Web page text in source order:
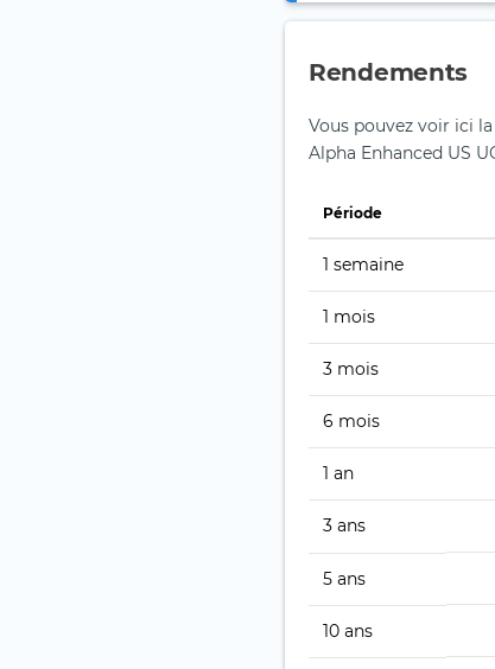
Rendements
Vous pouvez voir ici
Alpha Enhanced US
Période
1 semaine
1 mois
3 mois
6 mois
1 an
3 ans
5 ans
10 ans